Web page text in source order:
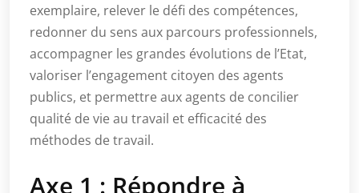
exemplaire, relever le défi des compétences,
redonner du sens aux parcours professionnels,
accompagner les grandes évolutions de l’Etat,
valoriser l’engagement citoyen des agents
publics, et permettre aux agents de concilier
qualité de vie au travail et efficacité des
méthodes de travail.
Axe 1 : Répondre à